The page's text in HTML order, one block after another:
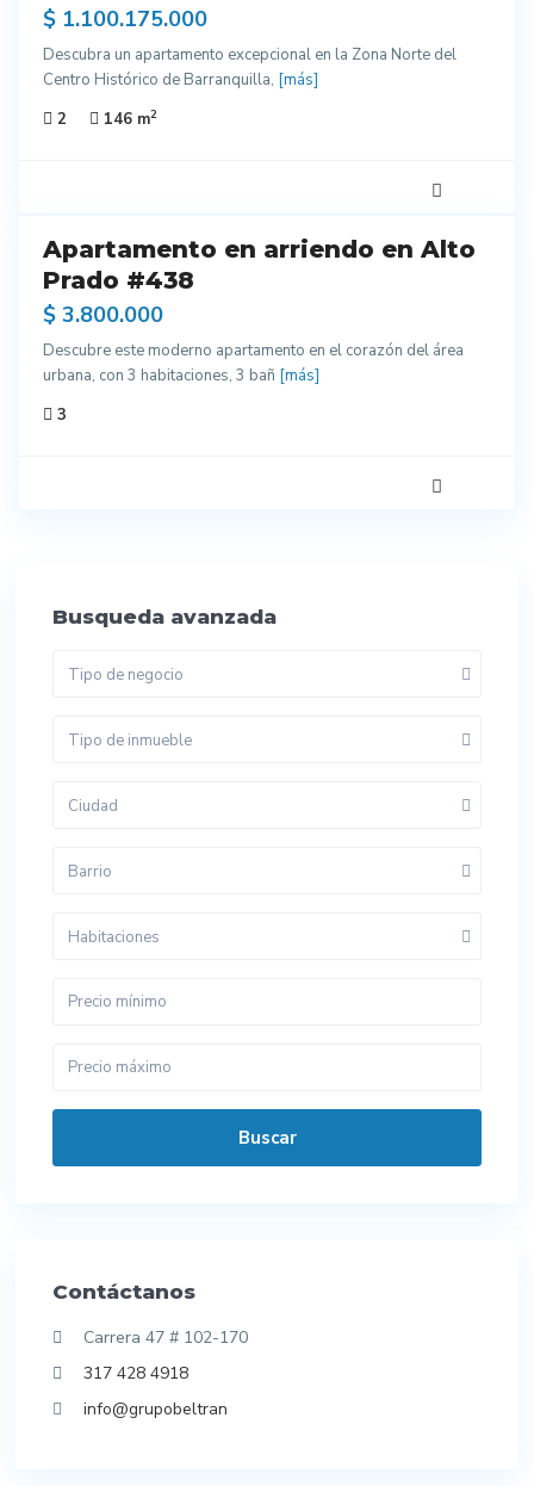
$ 1.100.175.000
Descubra un apartamento excepcional en la Zona Norte del
Centro Histórico de Barranquilla, [más]
2
146 m2
Apartamento en arriendo en Alto
Prado #438
$ 3.800.000
Descubre este moderno apartamento en el corazón del área
urbana, con 3 habitaciones, 3 bañ [más]
3
Busqueda avanzada
Tipo de negocio
Tipo de inmueble
Ciudad
Barrio
Habitaciones
Buscar
Contáctanos
Carrera 47 # 102-170
317 428 4918
info@grupobeltran